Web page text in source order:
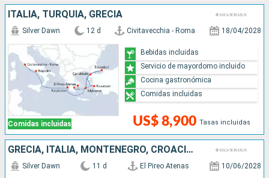
ITALIA, TURQUÍA, GRECIA
Comidas incluidas
Silver Dawn 12 d Civitavecchia - Roma 18/04/2028
US$ 8,900 Tasas incluidas
Bebidas incluidas
Servicio de mayordomo incluido
Cocina gastronómica
Comidas incluidas
GRECIA, ITALIA, MONTENEGRO, CROACIA, ESLOVENIA
Silver Dawn 11 d El Pireo Atenas 10/06/2028